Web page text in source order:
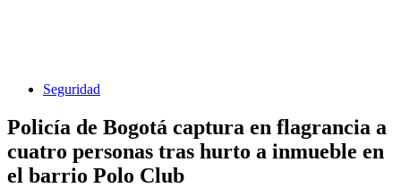
Seguridad
Policía de Bogotá captura en flagrancia a
cuatro personas tras hurto a inmueble en
el barrio Polo Club